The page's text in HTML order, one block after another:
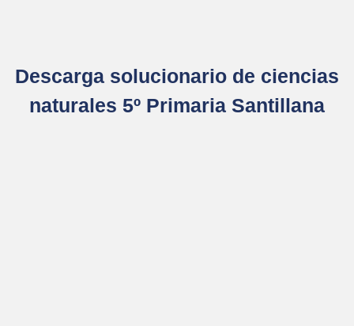
Descarga solucionario de ciencias
naturales 5º Primaria Santillana